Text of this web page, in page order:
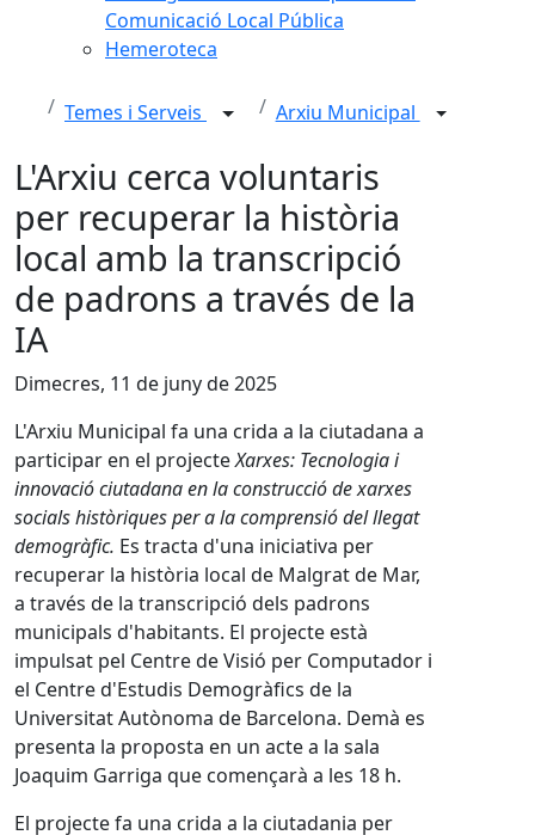
Comunicació Local Pública
Hemeroteca
Temes i Serveis Arxiu Municipal
L'Arxiu cerca voluntaris
per recuperar la història
local amb la transcripció
de padrons a través de la
IA
Dimecres, 11 de juny de 2025
L'Arxiu Municipal fa una crida a la ciutadana a
participar en el projecteXarxes: Tecnologia i
innovació ciutadana en la construcció de xarxes
socials històriques per a la comprensió del llegat
demogràfic. Es tracta d'una iniciativa per
recuperar la història local de Malgrat de Mar,
a través de la transcripció dels padrons
municipals d'habitants. El projecte està
impulsat pel Centre de Visió per Computador i
el Centre d'Estudis Demogràfics de la
Universitat Autònoma de Barcelona. Demà es
presenta la proposta en un acte a la sala
Joaquim Garriga que començarà a les 18 h.
El projecte fa una crida a la ciutadania per